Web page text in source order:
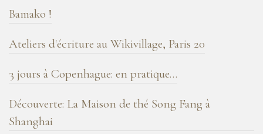
Bamako !
Ateliers d'écriture au Wikivillage, Paris 20
3 jours à Copenhague: en pratique…
Découverte: La Maison de thé Song Fang à
Shanghai